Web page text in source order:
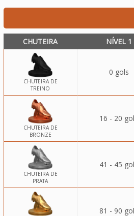
CHUTEIRA NÍVEL 1
CHUTEIRA DE
TREINO
0 gols
CHUTEIRA DE
BRONZE
16 - 20
CHUTEIRA DE
PRATA
41 - 45
81 - 90